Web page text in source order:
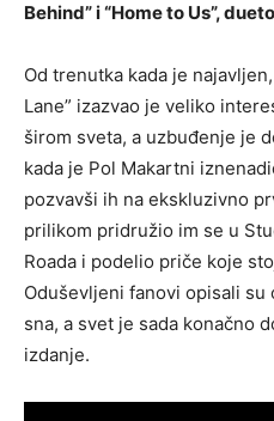
Behind” i “Home to Us”,
Od trenutka kada je
Lane” izazvao je veliko
širom sveta, a uzbuđenje je
kada je Pol Makartni
pozvavši ih na ekskluzivno
prilikom pridružio im se u
Roada i podelio priče koje
Oduševljeni fanovi opisali
sna, a svet je sada konačno
izdanje.